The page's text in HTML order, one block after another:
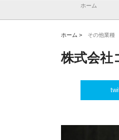
ホーム
ホーム > その他業種
株式会社